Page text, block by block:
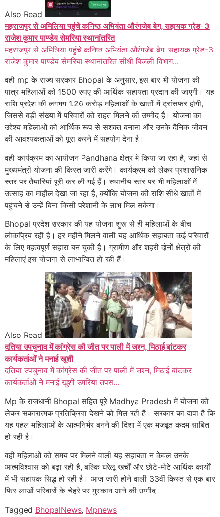
Also Read
महराजपुर से अमिलिया पहुंचे कनिष्ठ अभियंता औरंगजेब बेग, सहायक ग्रेड-3
राजेश कुमार पाण्डेय सेमरिया स्थानांतरित
महराजपुर से अमिलिया पहुंचे कनिष्ठ अभियंता औरंगजेब बेग, सहायक ग्रेड-3
राजेश कुमार पाण्डेय सेमरिया स्थानांतरित सीधी बिजली विभाग...
वही mp के राज्य सरकार Bhopal के अनुसार, इस बार भी योजना की
पात्र महिलाओं को 1500 रुपए की आर्थिक सहायता प्रदान की जाएगी। यह
राशि प्रदेश की लगभग 1.26 करोड़ महिलाओं के खातों में ट्रांसफर होगी,
जिससे बड़ी संख्या में परिवारों को राहत मिलने की उम्मीद है। योजना का
उद्देश्य महिलाओं को आर्थिक रूप से सशक्त बनाना और उनके दैनिक जीवन
की आवश्यकताओं को पूरा करने में सहयोग देना है।
वही कार्यक्रम का आयोजन Pandhana क्षेत्र में किया जा रहा है, जहां से
मुख्यमंत्री योजना की किस्त जारी करेंगे। कार्यक्रम को लेकर प्रशासनिक
स्तर पर तैयारियां पूरी कर ली गई हैं। स्थानीय स्तर पर भी महिलाओं में
उत्साह का माहौल देखा जा रहा है, क्योंकि योजना की राशि सीधे खातों में
पहुंचने से उन्हें बिना किसी परेशानी के लाभ मिल सकेगा।
Bhopal प्रदेश सरकार की यह योजना शुरू से ही महिलाओं के बीच
लोकप्रिय रही है। हर महीने मिलने वाली यह आर्थिक सहायता कई परिवारों
के लिए महत्वपूर्ण सहारा बन चुकी है। ग्रामीण और शहरी दोनों क्षेत्रों की
महिलाएं इस योजना से लाभान्वित हो रही हैं।
Also Read
दतिया उपचुनाव में कांग्रेस की जीत पर पाली में जश्न, मिठाई बांटकर
कार्यकर्ताओं ने मनाई खुशी
दतिया उपचुनाव में कांग्रेस की जीत पर पाली में जश्न, मिठाई बांटकर
कार्यकर्ताओं ने मनाई खुशी उमरिया तपस...
Mp के राजधानी Bhopal सहित पूरे Madhya Pradesh में योजना को
लेकर सकारात्मक प्रतिक्रिया देखने को मिल रही है। सरकार का दावा है कि
यह पहल महिलाओं के आत्मनिर्भर बनने की दिशा में एक मजबूत कदम साबित
हो रही है।
वही महिलाओं को समय पर मिलने वाली यह सहायता न केवल उनके
आत्मविश्वास को बढ़ा रही है, बल्कि घरेलू खर्चों और छोटे-मोटे आर्थिक कार्यों
में भी सहायक सिद्ध हो रही है। आज जारी होने वाली 33वीं किस्त से एक बार
फिर लाखों परिवारों के चेहरे पर मुस्कान आने की उम्मीद
Tagged BhopalNews, Mpnews